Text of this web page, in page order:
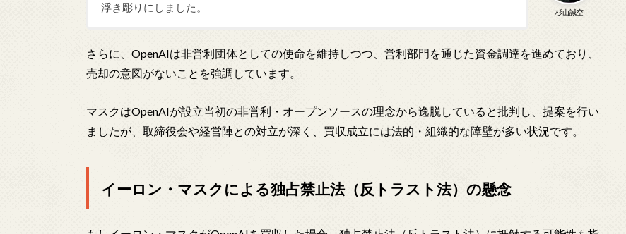
杉山誠空
浮き彫りにしました。
さらに、OpenAIは非営利団体としての使命を維持しつつ、営利部門を通じた資金調達を進めており、
売却の意図がないことを強調しています。
マスクはOpenAIが設立当初の非営利・オープンソースの理念から逸脱していると批判し、提案を行い
ましたが、取締役会や経営陣との対立が深く、買収成立には法的・組織的な障壁が多い状況です。
イーロン・マスクによる独占禁止法（反トラスト法）の懸念